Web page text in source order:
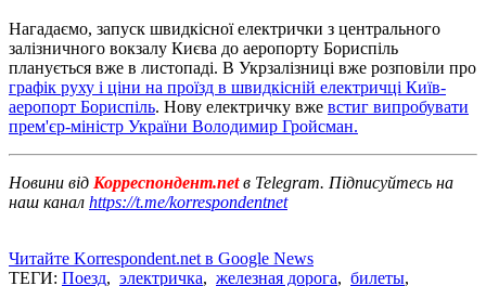
Нагадаємо, запуск швидкісної електрички з центрального
залізничного вокзалу Києва до аеропорту Бориспіль
планується вже в листопаді. В Укрзалізниці вже розповіли про
графік руху і ціни на проїзд в швидкісній електричці Київ-
аеропорт Бориспіль. Нову електричку вже встиг випробувати
прем'єр-міністр України Володимир Гройсман.
Новини від Корреспондент.netв Telegram. Підписуйтесь на
наш канал https://t.me/korrespondentnet
Читайте Korrespondent.net в Google News
ТЕГИ: Поезд, электричка, железная дорога, билеты,